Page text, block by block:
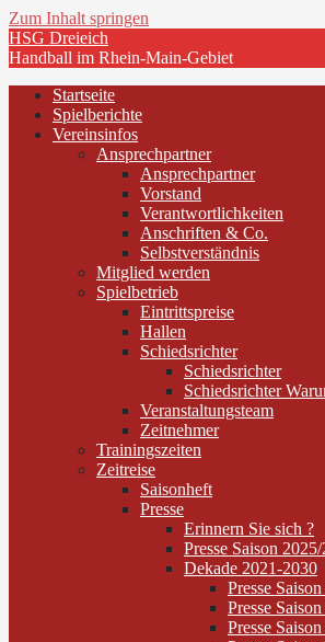
Zum Inhalt springen
HSG Dreieich
Handball im Rhein-Main-Gebiet
Startseite
Spielberichte
Vereinsinfos
Ansprechpartner
Ansprechpartner
Vorstand
Verantwortlichkeiten
Anschriften & Co.
Selbstverständnis
Mitglied werden
Spielbetrieb
Eintrittspreise
Hallen
Schiedsrichter
Schiedsrichter
Schiedsrichter
Veranstaltungsteam
Zeitnehmer
Trainingszeiten
Zeitreise
Saisonheft
Presse
Erinnern Sie sich ?
Presse Saison
Dekade 2021-2030
Presse
Presse
Presse